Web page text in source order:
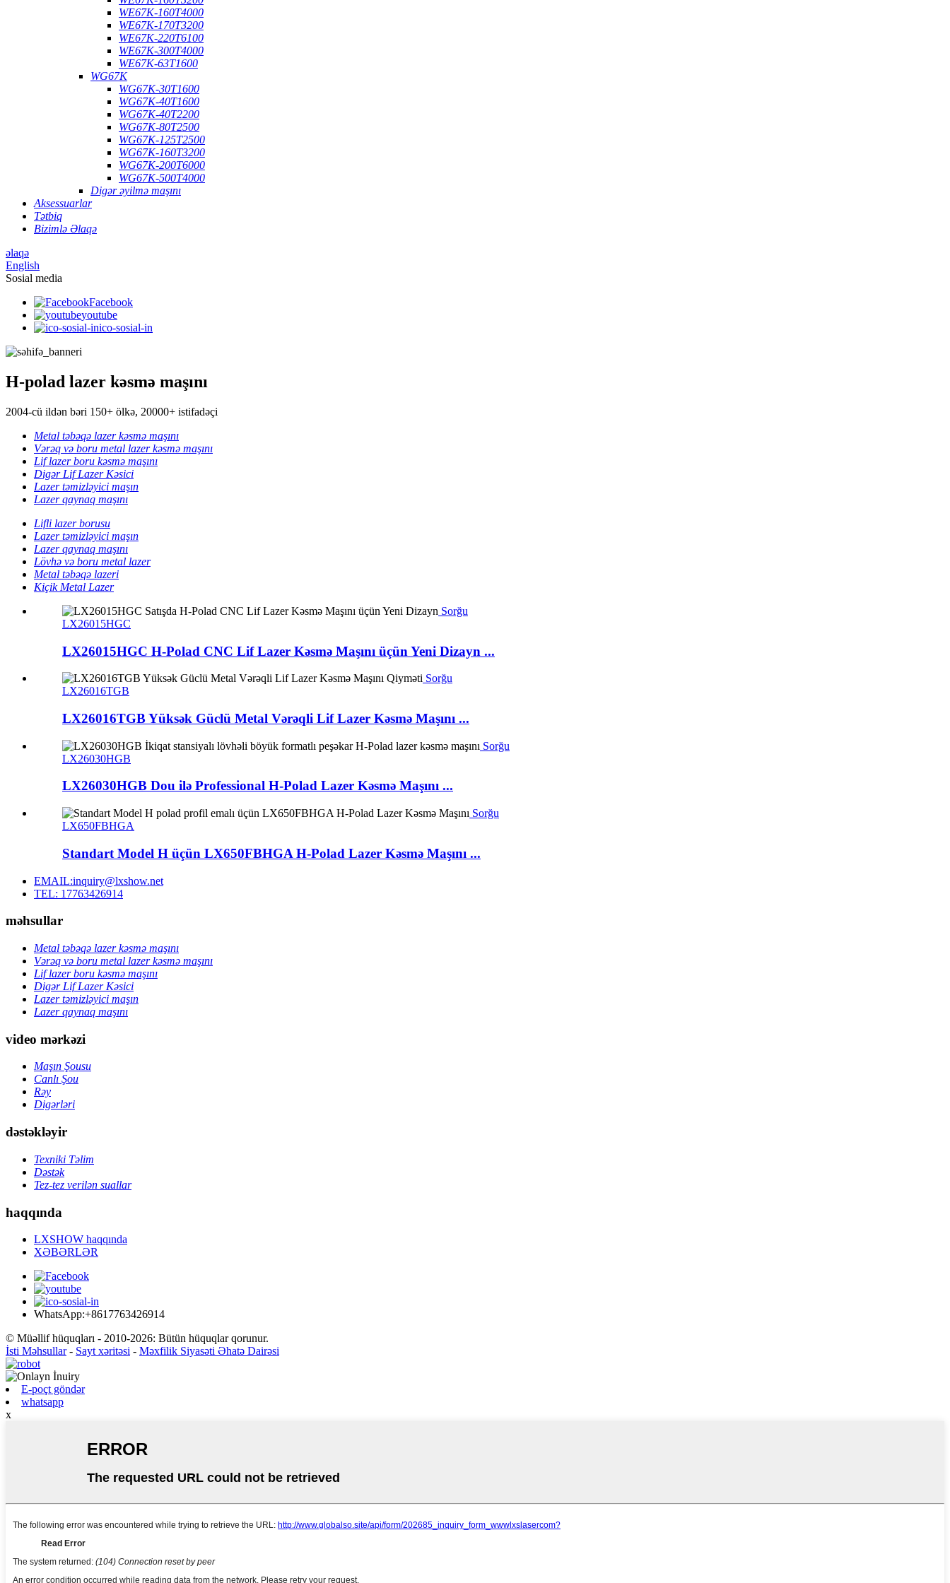
WE67K-160T4000
WE67K-170T3200
WE67K-220T6100
WE67K-300T4000
WE67K-63T1600
WG67K
WG67K-30T1600
WG67K-40T1600
WG67K-40T2200
WG67K-80T2500
WG67K-125T2500
WG67K-160T3200
WG67K-200T6000
WG67K-500T4000
Digər əyilmə maşını
Aksessuarlar
Tətbiq
Bizimlə Əlaqə
əlaqə
English
Sosial media
Facebook
youtube
ico-sosial-in
H-polad lazer kəsmə maşını
2004-cü ildən bəri 150+ ölkə, 20000+ istifadəçi
Metal təbəqə lazer kəsmə maşını
Vərəq və boru metal lazer kəsmə maşını
Lif lazer boru kəsmə maşını
Digər Lif Lazer Kəsici
Lazer təmizləyici maşın
Lazer qaynaq maşını
Lifli lazer borusu
Lazer təmizləyici maşın
Lazer qaynaq maşını
Lövhə və boru metal lazer
Metal təbəqə lazeri
Kiçik Metal Lazer
Sorğu
LX26015HGC
LX26015HGC H-Polad CNC Lif Lazer Kəsmə Maşını üçün Yeni Dizayn ...
Sorğu
LX26016TGB
LX26016TGB Yüksək Güclü Metal Vərəqli Lif Lazer Kəsmə Maşını ...
Sorğu
LX26030HGB
LX26030HGB Dou ilə Professional H-Polad Lazer Kəsmə Maşını ...
Sorğu
LX650FBHGA
Standart Model H üçün LX650FBHGA H-Polad Lazer Kəsmə Maşını ...
EMAIL:inquiry@lxshow.net
TEL: 17763426914
məhsullar
Metal təbəqə lazer kəsmə maşını
Vərəq və boru metal lazer kəsmə maşını
Lif lazer boru kəsmə maşını
Digər Lif Lazer Kəsici
Lazer təmizləyici maşın
Lazer qaynaq maşını
video mərkəzi
Maşın Şousu
Canlı Şou
Rəy
Digərləri
dəstəkləyir
Texniki Təlim
Dəstək
Tez-tez verilən suallar
haqqında
LXSHOW haqqında
XƏBƏRLƏR
WhatsApp:+8617763426914
© Müəllif hüquqları - 2010-2026: Bütün hüquqlar qorunur.
İsti Məhsullar- Sayt xəritəsi - Məxfilik Siyasəti Əhatə Dairəsi
E-poçt göndər
whatsapp
x